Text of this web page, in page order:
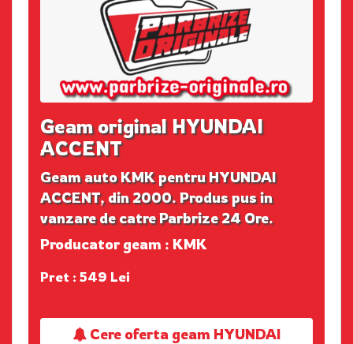
Geam original HYUNDAI
ACCENT
Geam auto KMK pentru HYUNDAI
ACCENT, din 2000. Produs pus in
vanzare de catre Parbrize 24 Ore.
Producator geam : KMK
Pret : 549 Lei
Cere oferta geam HYUNDAI